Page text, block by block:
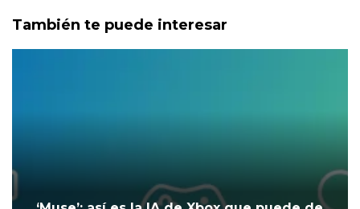
También te puede interesar